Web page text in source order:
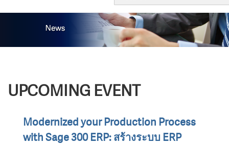
UPCOMING EVENT
Modernized your Production Process
with Sage 300 ERP: สร้างระบบ ERP